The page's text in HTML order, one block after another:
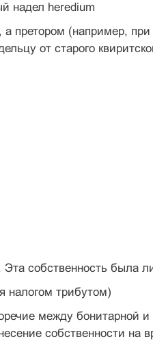
надел heredium
претором (например,
от старого
собственность была
налогом трибутом)
между бонитарной и
собственности на